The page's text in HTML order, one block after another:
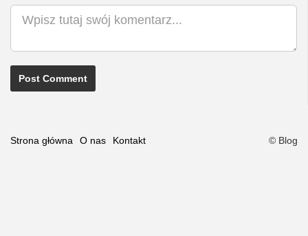
Komentarz
Strona główna O nas Kontakt © Blog